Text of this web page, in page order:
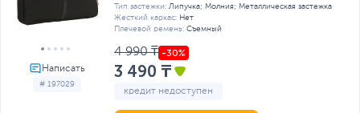
# 197029
Тип застежки: Липучка; Молния; Металлическая застежка
Жесткий каркас: Нет
Плечевой ремень: Съемный
4 990 ₸
3 490 ₸
кредит недоступен